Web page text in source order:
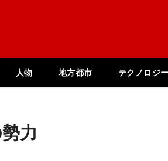
人物 地方都市 テクノロジ
力